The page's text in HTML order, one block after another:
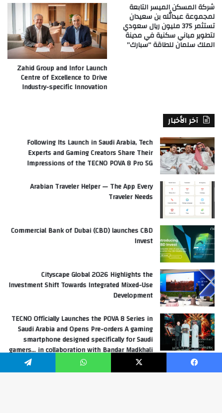
شركة المسكن الميسر التابعة
لمجموعة عبدالله بن سعيدان
تستثمر 375 مليون ريال سعودي
لتطوير مباني سكنية في مدينة
الملك سلمان للطاقة “سبارك”
Zahid Group and Infor Launch
Centre of Excellence to Drive
Industry-specific Innovation
آخر الأخبار
Following Its Launch in Saudi Arabia, Tech
Experts and Gaming Creators Share Their
Impressions of the TECNO POVA 8 Pro 5G
Arabian Traveler Helper — The App Every
Traveler Needs
Commercial Bank of Dubai (CBD) launches CBD
Invest
Cityscape Global 2026 Highlights the
Investment Shift Towards Integrated Mixed-Use
Development
TECNO Officially Launches the POVA 8 Series in
Saudi Arabia and Opens Pre-orders A gaming
smartphone designed specifically for Saudi
gamers… in collaboration with Bandar Madkhali
“Banderita”
فيسبوك ‫X واتساب تيلقرام